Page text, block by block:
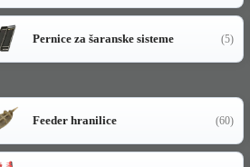
Pernice za šaranske sisteme (5)
Feeder hranilice (60)